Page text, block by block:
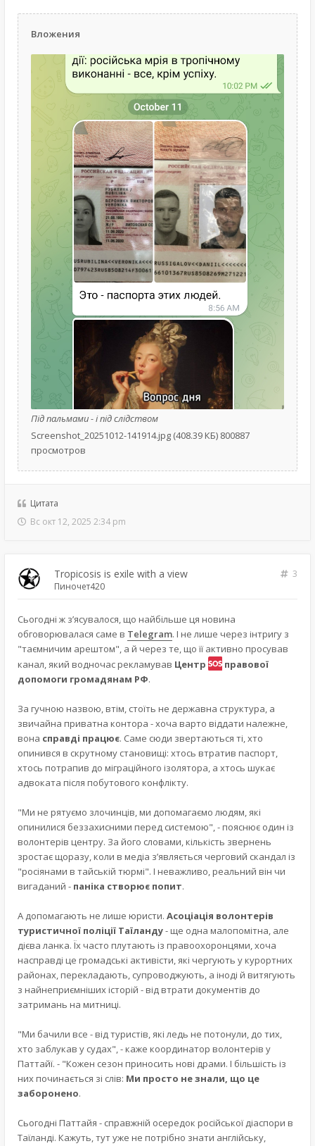
Вложения
Під пальмами - і під слідством
Screenshot_20251012-141914.jpg (408.39 КБ) 800887
просмотров
Цитата
Вс окт 12, 2025 2:34 pm
Tropicosis is exile with a view
3
Пиночет420
Сьогодні ж з’ясувалося, що найбільше ця новина
обговорювалася саме в Telegram. І не лише через інтригу з
"таємничим арештом", а й через те, що її активно просував
канал, який водночас рекламував Центр
правової
допомоги громадянам РФ.
За гучною назвою, втім, стоїть не державна структура, а
звичайна приватна контора - хоча варто віддати належне,
вона справді працює. Саме сюди звертаються ті, хто
опинився в скрутному становищі: хтось втратив паспорт,
хтось потрапив до міграційного ізолятора, а хтось шукає
адвоката після побутового конфлікту.
"Ми не рятуємо злочинців, ми допомагаємо людям, які
опинилися беззахисними перед системою", - пояснює один із
волонтерів центру. За його словами, кількість звернень
зростає щоразу, коли в медіа з’являється черговий скандал із
"росіянами в тайській тюрмі". І неважливо, реальний він чи
вигаданий - паніка створює попит.
А допомагають не лише юристи. Асоціація волонтерів
туристичної поліції Таїланду- ще одна малопомітна, але
дієва ланка. Їх часто плутають із правоохоронцями, хоча
насправді це громадські активісти, які чергують у курортних
районах, перекладають, супроводжують, а іноді й витягують
з найнеприємніших історій - від втрати документів до
затримань на митниці.
"Ми бачили все - від туристів, які ледь не потонули, до тих,
хто заблукав у судах", - каже координатор волонтерів у
Паттайї. - "Кожен сезон приносить нові драми. І більшість із
них починається зі слів: Ми просто не знали, що це
заборонено.
Сьогодні Паттайя - справжній осередок російської діаспори в
Таїланді. Кажуть, тут уже не потрібно знати англійську,